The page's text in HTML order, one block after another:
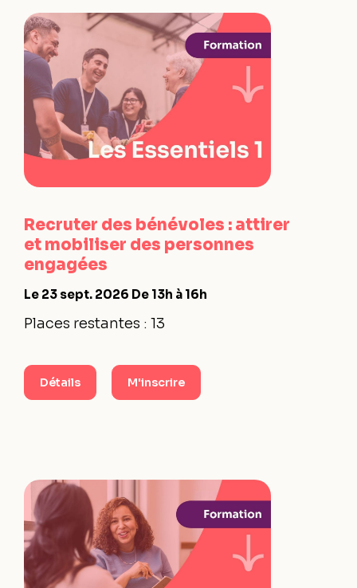
Recruter des bénévoles : attirer
et mobiliser des personnes
engagées
Le 23 sept. 2026 De 13h à 16h
Places restantes : 13
Détails M'inscrire